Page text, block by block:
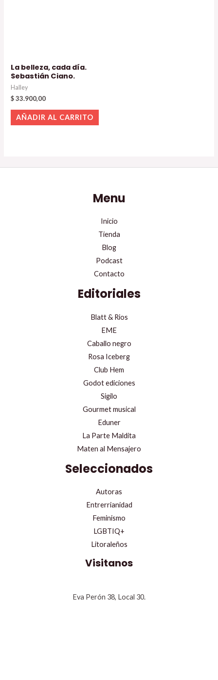
La belleza, cada día.
Sebastián Ciano.
Halley
$33.900,00
AÑADIR AL CARRITO
Menu
Inicio
Tienda
Blog
Podcast
Contacto
Editoriales
Blatt & Rios
EME
Caballo negro
Rosa Iceberg
Club Hem
Godot ediciones
Sigilo
Gourmet musical
Eduner
La Parte Maldita
Maten al Mensajero
Seleccionados
Autoras
Entrerrianidad
Feminismo
LGBTIQ+
Litoraleños
Visitanos
Eva Perón 38, Local 30.